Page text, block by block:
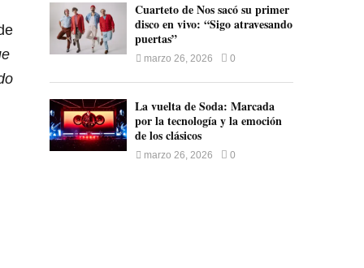
Cuarteto de Nos sacó su primer
disco en vivo: “Sigo atravesando
puertas”
marzo 26, 2026 0
La vuelta de Soda: Marcada
por la tecnología y la emoción
de los clásicos
marzo 26, 2026 0